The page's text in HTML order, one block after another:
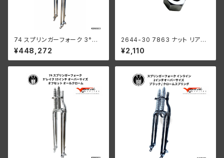
74 スプリンガーフォーク 3°レ
イク 8インチ オーバーサイズ ロ
ングフォーク オールクロームメ
ッキ ハーレーダビッドソン
¥448,272
2644-30 7863 ナット リアス
タッドスペーサー 2個入 ハーレ
ーダビッドソン DL RL WL WL
A クロームメッキ
¥2,110